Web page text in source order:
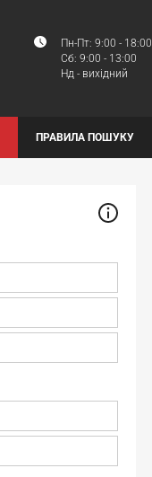
Пн-Пт: 9:00 - 18:00
Сб: 9:00 - 13:00
Нд - вихідний
ПРАВИЛА ПОШУКУ